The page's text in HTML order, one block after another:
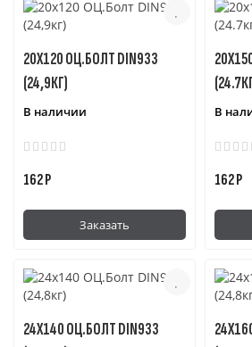
20Х120 ОЦ.БОЛТ DIN933
(24,9КГ)
В наличии
162 Р
Заказать
В
162 Р
24Х140 ОЦ.БОЛТ DIN933